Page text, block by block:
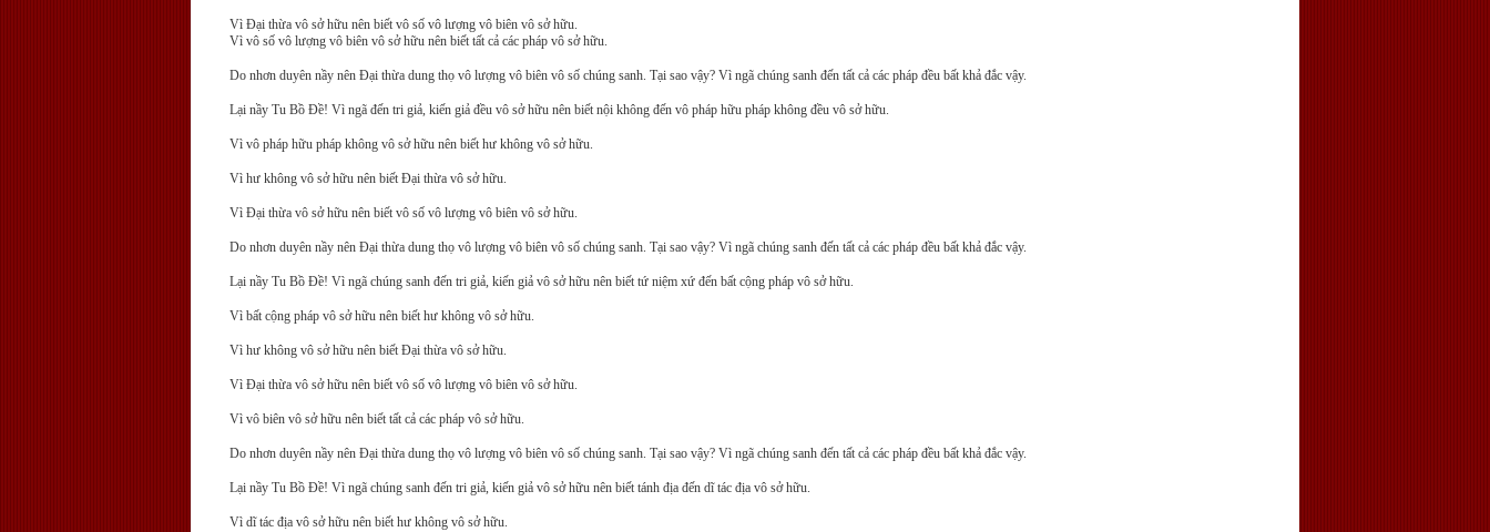
Vì Ðại thừa vô sở hữu nên biết vô số vô lượng vô biên vô sở hữu.
Vì vô số vô lượng vô biên vô sở hữu nên biết tất cả các pháp vô sở hữu.
Do nhơn duyên nầy nên Ðại thừa dung thọ vô lượng vô biên vô số chúng sanh. Tại sao vậy? Vì ngã chúng sanh đến tất cả các pháp đều bất khả đắc vậy.
Lại nầy Tu Bồ Ðề! Vì ngã đến tri giả, kiến giả đều vô sở hữu nên biết nội không đến vô pháp hữu pháp không đều vô sở hữu.
Vì vô pháp hữu pháp không vô sở hữu nên biết hư không vô sở hữu.
Vì hư không vô sở hữu nên biết Ðại thừa vô sở hữu.
Vì Ðại thừa vô sở hữu nên biết vô số vô lượng vô biên vô sở hữu.
Do nhơn duyên nầy nên Ðại thừa dung thọ vô lượng vô biên vô số chúng sanh. Tại sao vậy? Vì ngã chúng sanh đến tất cả các pháp đều bất khả đắc vậy.
Lại nầy Tu Bồ Ðề! Vì ngã chúng sanh đến tri giả, kiến giả vô sở hữu nên biết tứ niệm xứ đến bất cộng pháp vô sở hữu.
Vì bất cộng pháp vô sở hữu nên biết hư không vô sở hữu.
Vì hư không vô sở hữu nên biết Ðại thừa vô sở hữu.
Vì Ðại thừa vô sở hữu nên biết vô số vô lượng vô biên vô sở hữu.
Vì vô biên vô sở hữu nên biết tất cả các pháp vô sở hữu.
Do nhơn duyên nầy nên Ðại thừa dung thọ vô lượng vô biên vô số chúng sanh. Tại sao vậy? Vì ngã chúng sanh đến tất cả các pháp đều bất khả đắc vậy.
Lại nầy Tu Bồ Ðề! Vì ngã chúng sanh đến tri giả, kiến giả vô sở hữu nên biết tánh địa đến dĩ tác địa vô sở hữu.
Vì dĩ tác địa vô sở hữu nên biết hư không vô sở hữu.